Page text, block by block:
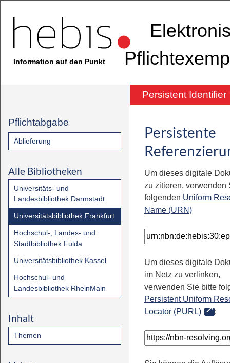
Information auf den Punkt
Persistent Identifier
Pflichtabgabe
Ablieferung
Alle Bibliotheken
Universitäts- und
Landesbibliothek Darmstadt
Universitätsbibliothek Frankfurt
Hochschul-, Landes- und
Stadtbibliothek Fulda
Universitätsbibliothek Kassel
Hochschul- und
Landesbibliothek RheinMain
Inhalt
Themen
Persistente
Um dieses digitale
zu zitieren, verwenden
folgenden Uniform
Name (URN)
Um dieses digitale
im Netz zu verlinken,
verwenden Sie bitte
Persistent Uniform
Locator (PURL)
: